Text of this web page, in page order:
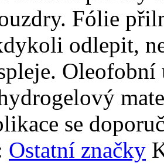
Fólie
odlepit,
se
Ostatní značky